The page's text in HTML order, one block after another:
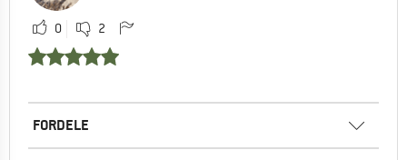
0 2
FORDELE